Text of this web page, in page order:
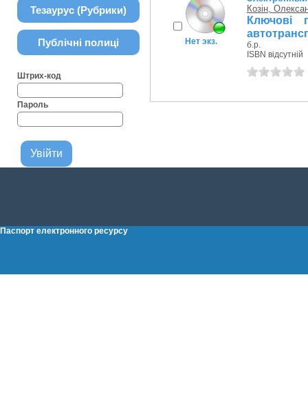
Тезаурус (Рубрики)
Публічні полиці
Штрих-код
Пароль
Нет экз.
Козін,
Ключові
б.р.
ISBN відсутній
Паспорт електронного ресурсу